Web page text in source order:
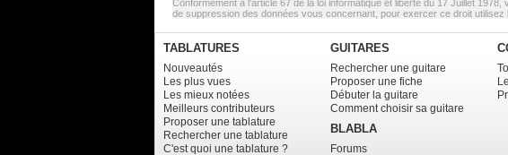
Conformément à l’article 67 de la loi informatique et liberté du 17 Juillet
de suppression des données vous concernant, pour exercer ce droit utilisez
TABLATURES
Nouveautés
Les plus vues
Les mieux notées
Meilleurs contributeurs
Proposer une tablature
Rechercher une tablature
C'est quoi une tablature ?
GUITARES
Rechercher une guitare
Proposer une fiche
Débuter la guitare
Comment choisir sa guitare
BLABLA
Forums